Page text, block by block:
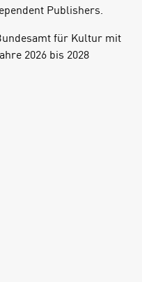
Publishers.
für Kultur mit
2026 bis 2028